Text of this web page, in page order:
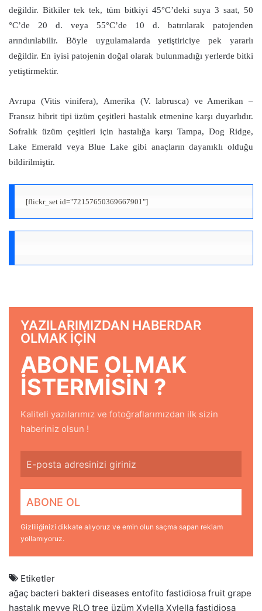
değildir. Bitkiler tek tek, tüm bitkiyi 45°C’deki suya 3 saat, 50
°C’de 20 d. veya 55°C’de 10 d. batırılarak patojenden
arındırılabilir. Böyle uygulamalarda yetiştiriciye pek yararlı
değildir. En iyisi patojenin doğal olarak bulunmadığı yerlerde bitki
yetiştirmektir.
Avrupa (Vitis vinifera), Amerika (V. labrusca) ve Amerikan –
Fransız hibrit tipi üzüm çeşitleri hastalık etmenine karşı duyarlıdır.
Sofralık üzüm çeşitleri için hastalığa karşı Tampa, Dog Ridge,
Lake Emerald veya Blue Lake gibi anaçların dayanıklı olduğu
bildirilmiştir.
[flickr_set id="72157650369667901"]
YAZILARIMIZDAN HABERDAR
OLMAK IÇIN
ABONE OLMAK
ISTERMISIN ?
Kaliteli yazılarımız ve fotoğraflarımızdan ilk sizin
haberiniz olsun !
Gizliliğinizi dikkate alıyoruz ve emin olun saçma sapan reklam
yollamıyoruz.
Etiketler
ağaç bacteri bakteri diseases entofito fastidiosa fruit grape
hastalık meyve RLO tree üzüm Xylella Xylella fastidiosa